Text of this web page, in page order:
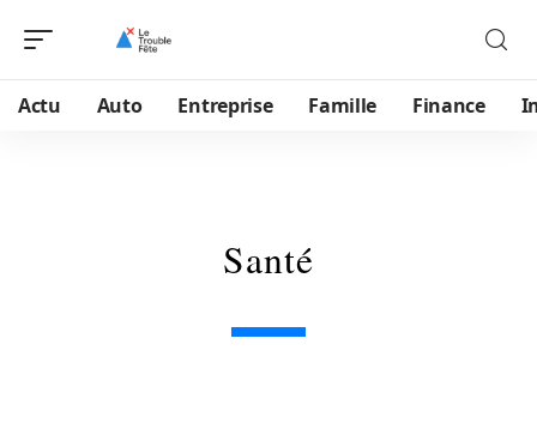
Actu Auto Entreprise Famille Finance
Santé